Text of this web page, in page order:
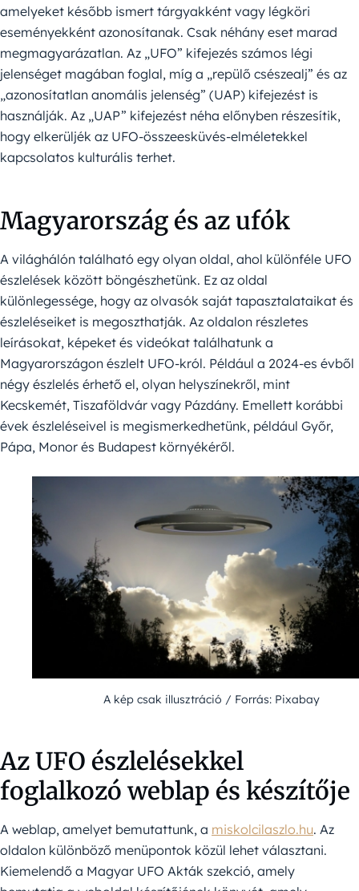
amelyeket később ismert tárgyakként vagy légköri
eseményekként azonosítanak. Csak néhány eset marad
megmagyarázatlan. Az „UFO” kifejezés számos légi
jelenséget magában foglal, míg a „repülő csészealj” és az
„azonosítatlan anomális jelenség” (UAP) kifejezést is
használják. Az „UAP” kifejezést néha előnyben részesítik,
hogy elkerüljék az UFO-összeesküvés-elméletekkel
kapcsolatos kulturális terhet.
Magyarország és az ufók
A világhálón található egy olyan oldal, ahol különféle UFO
észlelések között böngészhetünk. Ez az oldal
különlegessége, hogy az olvasók saját tapasztalataikat és
észleléseiket is megoszthatják. Az oldalon részletes
leírásokat, képeket és videókat találhatunk a
Magyarországon észlelt UFO-król. Például a 2024-es évből
négy észlelés érhető el, olyan helyszínekről, mint
Kecskemét, Tiszaföldvár vagy Pázdány. Emellett korábbi
évek észleléseivel is megismerkedhetünk, például Győr,
Pápa, Monor és Budapest környékéről.
A kép csak illusztráció / Forrás: Pixabay
Az UFO észlelésekkel
foglalkozó weblap és készítője
A weblap, amelyet bemutattunk, a miskolcilaszlo.hu. Az
oldalon különböző menüpontok közül lehet választani.
Kiemelendő a Magyar UFO Akták szekció, amely